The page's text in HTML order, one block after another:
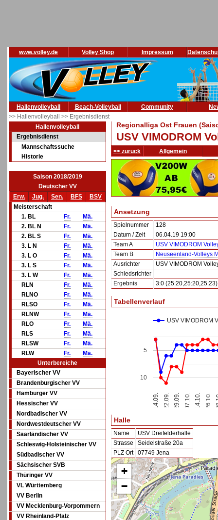
www.volley.de Volley Shop Impressum
Hallenvolleyball Beach-Volleyball Community
>> Hallenvolleyball >> Ergebnisdienst
Hallenvolleyball
Ergebnisdienst
Mannschaftssuche
Historie
Saison 2018/2019
Deutscher VV
Erw.
Jug. Sen. BFS
BSV
Meisterschaft
1. BL
Fr.
Mä.
2. BL N
Fr.
Mä.
2. BL S
Fr.
Mä.
3. L N
Fr.
Mä.
3. L O
Fr.
Mä.
3. L S
Fr.
Mä.
3. L W
Fr.
Mä.
RLN
Fr.
Mä.
RLNO
Fr.
Mä.
RLSO
Fr.
Mä.
RLNW
Fr.
Mä.
RLO
Fr.
Mä.
RLS
Fr.
Mä.
RLSW
Fr.
Mä.
RLW
Fr.
Mä.
Unterbereiche
Bayerischer VV
Brandenburgischer VV
Hamburger VV
Hessischer VV
Nordbadischer VV
Nordwestdeutscher VV
Saarländischer VV
Schleswig-Holsteinischer VV
Südbadischer VV
Sächsischer SVB
Thüringer VV
VL Württemberg
VV Berlin
VV Mecklenburg-Vorpommern
VV Rheinland-Pfalz
Regionalliga Ost Frauen
USV VIMODROM
<< zurück Allgemein
Ansetzung
Spielnummer
128
Datum / Zeit
06.04.19 19:00
Team A
USV VIMODROM
Team B
Neuseenland-Volleys
Ausrichter
USV VIMODROM
Schiedsrichter
Ergebnis
3:0 (25:20,25:20,25:23)
Tabellenverlauf
USV VIMODROM
14.09. 22.09. 29.09. 07.10. 14.10. 26.10.
5
10
Halle
Name
USV Dreifelderhalle
Strasse
Seidelstraße 20a
PLZ Ort
07749 Jena
+
−